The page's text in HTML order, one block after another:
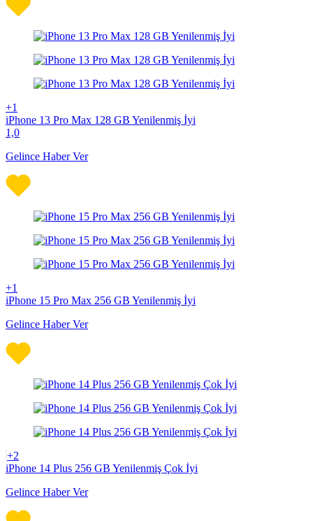
+1
iPhone 13 Pro Max 128 GB Yenilenmiş İyi
1,0
Gelince Haber Ver
+1
iPhone 15 Pro Max 256 GB Yenilenmiş İyi
Gelince Haber Ver
+2
iPhone 14 Plus 256 GB Yenilenmiş Çok İyi
Gelince Haber Ver